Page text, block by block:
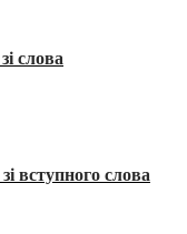
слова
вступного слова